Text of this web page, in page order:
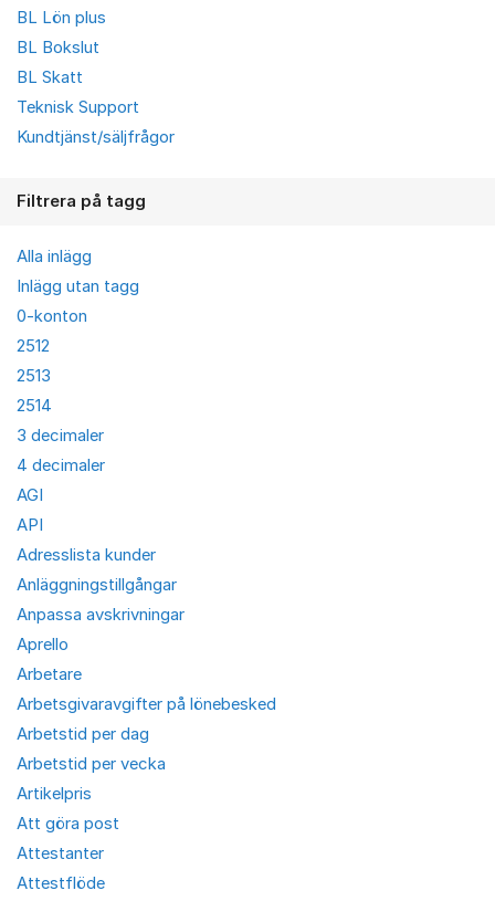
BL Lön plus
BL Bokslut
BL Skatt
Teknisk Support
Kundtjänst/säljfrågor
Filtrera på tagg
Alla inlägg
Inlägg utan tagg
0-konton
2512
2513
2514
3 decimaler
4 decimaler
AGI
API
Adresslista kunder
Anläggningstillgångar
Anpassa avskrivningar
Aprello
Arbetare
Arbetsgivaravgifter på lönebesked
Arbetstid per dag
Arbetstid per vecka
Artikelpris
Att göra post
Attestanter
Attestflöde